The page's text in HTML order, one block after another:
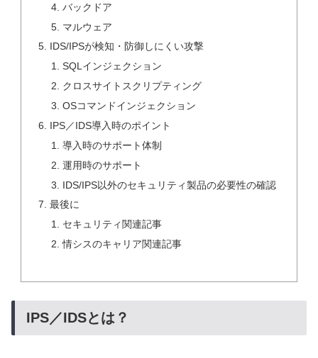
バックドア
マルウェア
IDS/IPSが検知・防御しにくい攻撃
SQLインジェクション
クロスサイトスクリプティング
OSコマンドインジェクション
IPS／IDS導入時のポイント
導入時のサポート体制
運用時のサポート
IDS/IPS以外のセキュリティ製品の必要性の確認
最後に
セキュリティ関連記事
情シスのキャリア関連記事
IPS／IDSとは？